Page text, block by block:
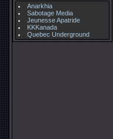
Anarkhia
Sabotage Media
Jeunesse Apatride
KKKanada
Quebec Underground